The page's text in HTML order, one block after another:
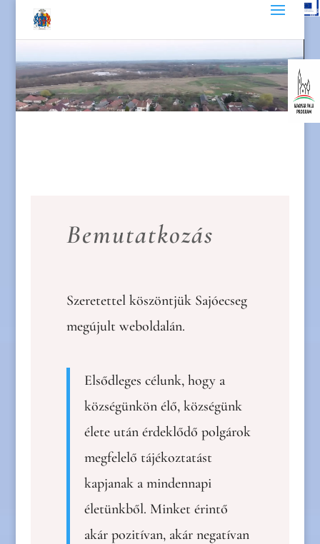
Bemutatkozás
Szeretettel köszöntjük Sajóecseg
megújult weboldalán.
Elsődleges célunk, hogy a
községünkön élő, községünk
élete után érdeklődő polgárok
megfelelő tájékoztatást
kapjanak a mindennapi
életünkből. Minket érintő
akár pozitívan, akár negatívan